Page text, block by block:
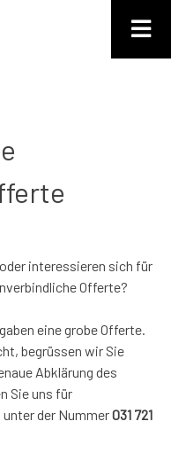
interessieren sich für
Offerte?
eine grobe Offerte.
begrüssen wir Sie
Abklärung des
Sie uns für
der Nummer031 721